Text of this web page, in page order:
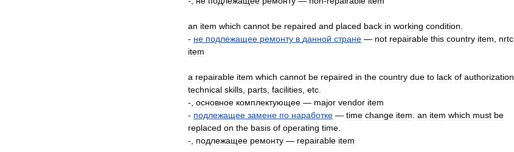
an item which cannot be repaired and placed back in working condition
- не подлежащее ремонту в данной стране — not repairable this country item
nrtc
item
a repairable item which cannot be repaired in the country due to lack of authorization
technical skills parts facilities etc
-, основное комплектующее — major vendor item
- подлежащее замене по наработке — time change item an item which must be
replaced on the basis of operating time
-, подлежащее ремонту — repairable item